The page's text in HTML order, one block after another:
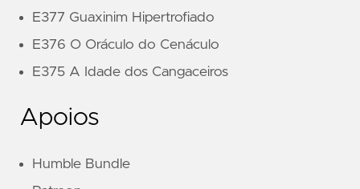
E377 Guaxinim Hipertrofiado
E376 O Oráculo do Cenáculo
E375 A Idade dos Cangaceiros
Apoios
Humble Bundle